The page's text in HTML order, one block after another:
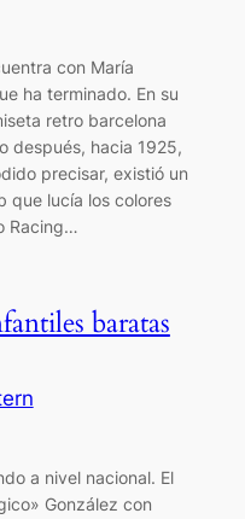
con María
ha terminado. En su
retro barcelona
después, hacia 1925,
precisar, existió un
que lucía los colores
Racing…
baratas
a nivel nacional. El
González con